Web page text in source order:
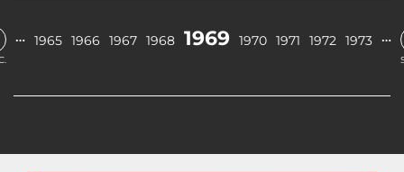
… 1965 1966 1967 1968 1969 1970 1971 1972 1973 …